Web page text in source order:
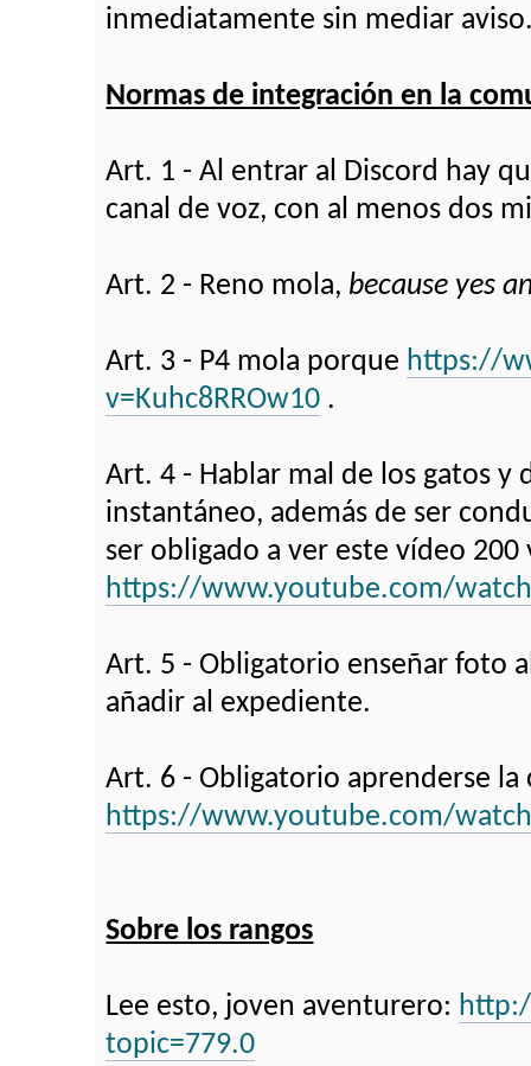
inmediatamente sin mediar
Normas de integración en la
Art. 1 - Al entrar al Discord hay
canal de voz, con al menos dos
Art. 2 - Reno mola, because yes
Art. 3 - P4 mola porque https://
v=Kuhc8RROw10 .
Art. 4 - Hablar mal de los gatos y
instantáneo, además de ser
ser obligado a ver este vídeo 200
https://www.youtube.com/
Art. 5 - Obligatorio enseñar foto
añadir al expediente.
Art. 6 - Obligatorio aprenderse
https://www.youtube.com/
Sobre los rangos
Lee esto, joven aventurero:
topic=779.0